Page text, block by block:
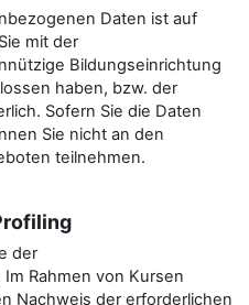
Daten ist auf
mit der
Bildungseinrichtung
haben, bzw. der
Sofern Sie die Daten
Sie nicht an den
teilnehmen.
der
Rahmen von Kursen
Nachweis der erforderlichen